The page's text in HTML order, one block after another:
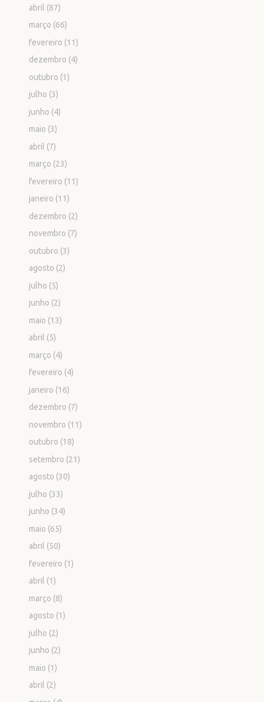
abril (87)
março (66)
fevereiro (11)
dezembro (4)
outubro (1)
julho (3)
junho (4)
maio (3)
abril (7)
março (23)
fevereiro (11)
janeiro (11)
dezembro (2)
novembro (7)
outubro (3)
agosto (2)
julho (5)
junho (2)
maio (13)
abril (5)
março (4)
fevereiro (4)
janeiro (16)
dezembro (7)
novembro (11)
outubro (18)
setembro (21)
agosto (30)
julho (33)
junho (34)
maio (65)
abril (50)
fevereiro (1)
abril (1)
março (8)
agosto (1)
julho (2)
junho (2)
maio (1)
abril (2)